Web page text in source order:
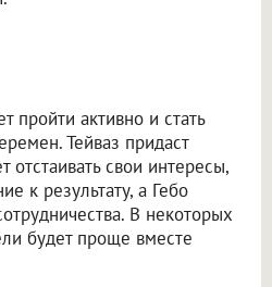
пройти активно и стать
Тейваз придаст
отстаивать свои интересы,
к результату, а Гебо
В некоторых
будет проще вместе